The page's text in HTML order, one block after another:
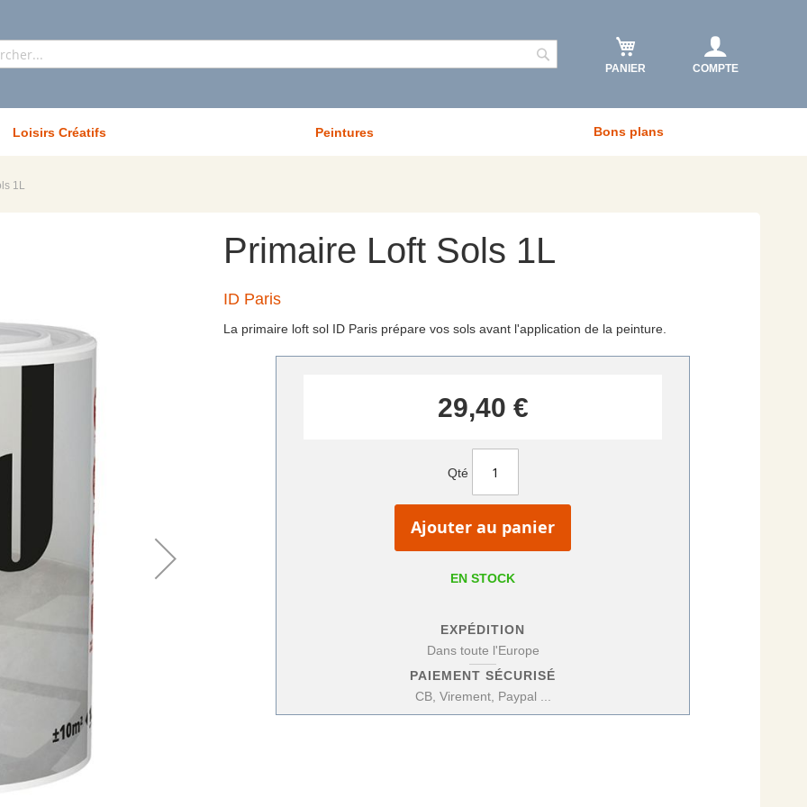
RechercherPANIER COMPTE
Loisirs Créatifs Peintures Bons plans
1L
Primaire Loft Sols 1L
ID Paris
La primaire loft sol ID Paris prépare vos sols avant l'application de la peinture.
29,40 €
Qté
Ajouter au panier
EN STOCK
EXPÉDITION
Dans toute l'Europe
PAIEMENT SÉCURISÉ
CB, Virement, Paypal ...